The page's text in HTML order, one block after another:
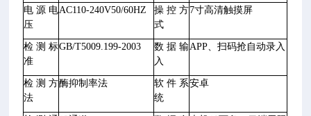
电源电
压
AC110-240V50/60HZ
操控方
式
7寸高清触摸屏
检测标
准
GB/T5009.199-2003
数据输
入
APP、扫码抢自动录入
检测方
法
酶抑制率法
软件系
统
安卓